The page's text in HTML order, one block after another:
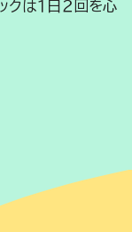
クは１日２回を心